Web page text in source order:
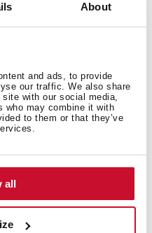
About
and ads, to provide
our traffic. We also share
with our social media,
who may combine it with
to them or that they’ve
all